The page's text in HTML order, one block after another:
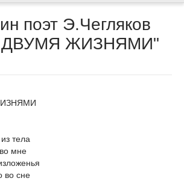
поэт Э.Чегляков
ЖИЗНЯМИ"
тела
мне
во сне